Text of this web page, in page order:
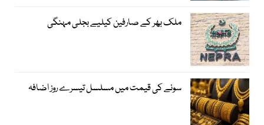
ملک بھر کے صارفین کیلیے بجلی مہنگی
سونے کی قیمت میں مسلسل تیسرے روز اضافہ